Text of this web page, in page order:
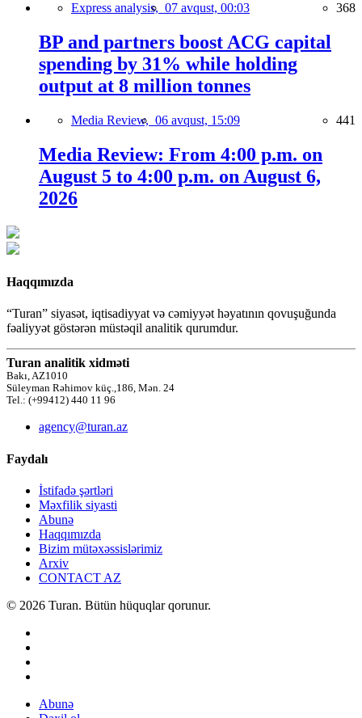
Express analysis, 07 avqust, 00:03 368
BP and partners boost ACG capital
spending by 31% while holding
output at 8 million tonnes
Media Review, 06 avqust, 15:09 441
Media Review: From 4:00 p.m. on
August 5 to 4:00 p.m. on August 6,
2026
Haqqımızda
“Turan” siyasət, iqtisadiyyat və cəmiyyət həyatının qovuşuğunda
fəaliyyət göstərən müstəqil analitik qurumdur.
Turan analitik xidməti
Bakı, AZ1010
Süleyman Rəhimov küç.,186, Mən. 24
Tel.: (+99412) 440 11 96
agency@turan.az
Faydalı
İstifadə şərtləri
Məxfilik siyasti
Abunə
Haqqımızda
Bizim mütəxəssislərimiz
Arxiv
CONTACT AZ
© 2026 Turan. Bütün hüquqlar qorunur.
Abunə